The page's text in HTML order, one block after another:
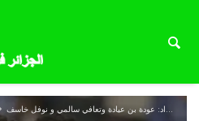
شباب بلوزداد: عودة بن عيادة وتعافي سالمي و نوفل خاسف